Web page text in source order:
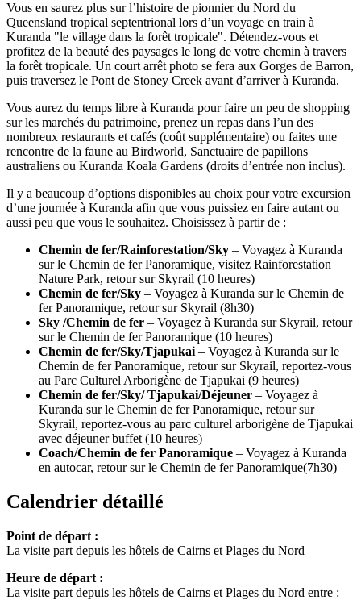
Vous en saurez plus sur l’histoire de pionnier du Nord du
Queensland tropical septentrional lors d’un voyage en train à
Kuranda "le village dans la forêt tropicale". Détendez-vous et
profitez de la beauté des paysages le long de votre chemin à travers
la forêt tropicale. Un court arrêt photo se fera aux Gorges de Barron,
puis traversez le Pont de Stoney Creek avant d’arriver à Kuranda.
Vous aurez du temps libre à Kuranda pour faire un peu de shopping
sur les marchés du patrimoine, prenez un repas dans l’un des
nombreux restaurants et cafés (coût supplémentaire) ou faites une
rencontre de la faune au Birdworld, Sanctuaire de papillons
australiens ou Kuranda Koala Gardens (droits d’entrée non inclus).
Il y a beaucoup d’options disponibles au choix pour votre excursion
d’une journée à Kuranda afin que vous puissiez en faire autant ou
aussi peu que vous le souhaitez. Choisissez à partir de :
Chemin de fer/Rainforestation/Sky – Voyagez à Kuranda
sur le Chemin de fer Panoramique, visitez Rainforestation
Nature Park, retour sur Skyrail (10 heures)
Chemin de fer/Sky – Voyagez à Kuranda sur le Chemin de
fer Panoramique, retour sur Skyrail (8h30)
Sky /Chemin de fer – Voyagez à Kuranda sur Skyrail, retour
sur le Chemin de fer Panoramique (10 heures)
Chemin de fer/Sky/Tjapukai – Voyagez à Kuranda sur le
Chemin de fer Panoramique, retour sur Skyrail, reportez-vous
au Parc Culturel Arborigène de Tjapukai (9 heures)
Chemin de fer/Sky/ Tjapukai/Déjeuner – Voyagez à
Kuranda sur le Chemin de fer Panoramique, retour sur
Skyrail, reportez-vous au parc culturel arborigène de Tjapukai
avec déjeuner buffet (10 heures)
Coach/Chemin de fer Panoramique – Voyagez à Kuranda
en autocar, retour sur le Chemin de fer Panoramique(7h30)
Calendrier détaillé
Point de départ :
La visite part depuis les hôtels de Cairns et Plages du Nord
Heure de départ :
La visite part depuis les hôtels de Cairns et Plages du Nord entre :